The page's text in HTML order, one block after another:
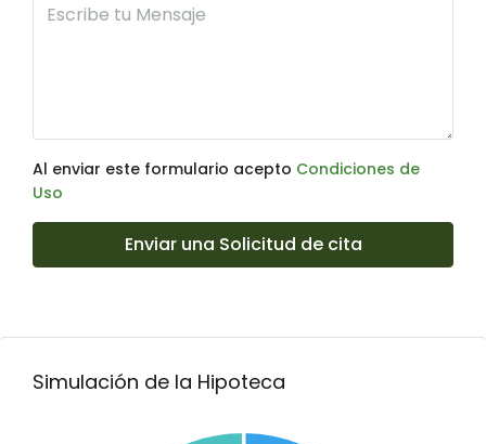
Al enviar este formulario acepto Condiciones de
Uso
Enviar una Solicitud de cita
Simulación de la Hipoteca